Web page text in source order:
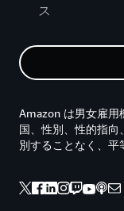
ス
Amazon は男女雇用
国、性別、性的指
別することなく、平